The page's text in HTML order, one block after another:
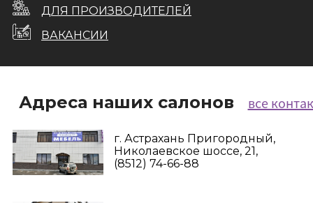
ДЛЯ ПРОИЗВОДИТЕЛЕЙ
ВАКАНСИИ
Адреса наших салонов все
г. Астрахань Пригородный,
Николаевское шоссе, 21,
(8512) 74-66-88